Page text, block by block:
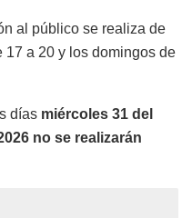
al público se realiza de
17 a 20 y los domingos de
días miércoles 31 del
no se realizarán